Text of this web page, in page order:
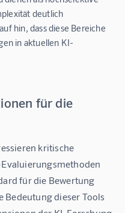
deutlich
hin, dass diese Bereiche
in aktuellen KI-
für die
kritische
für die Bewertung
Bedeutung dieser Tools